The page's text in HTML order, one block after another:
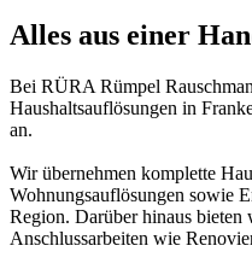
Alles aus einer
Bei RÜRA Rümpel
Haushaltsauflösungen in
an.
Wir übernehmen komplette
Wohnungsauflösungen sowie
Region. Darüber hinaus bieten
Anschlussarbeiten wie